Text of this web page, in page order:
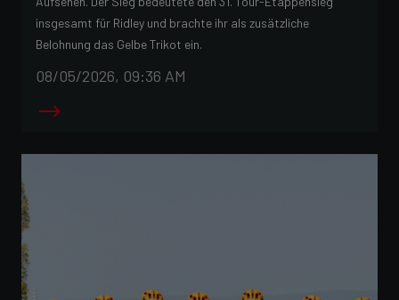
insgesamt für Ridley und brachte ihr als zusätzliche
Belohnung das Gelbe Trikot ein.
08/05/2026, 09:36 AM